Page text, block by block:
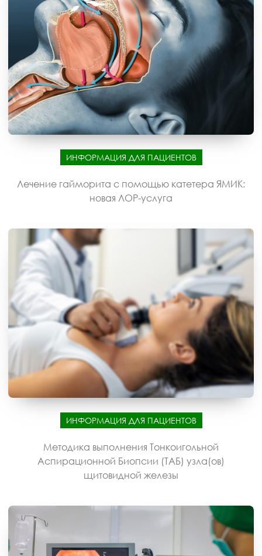
ИНФОРМАЦИЯ ДЛЯ ПАЦИЕНТОВ
Лечение гайморита с помощью катетера ЯМИК:
новая ЛОР-услуга
ИНФОРМАЦИЯ ДЛЯ ПАЦИЕНТОВ
Методика выполнения Тонкоигольной
Аспирационной Биопсии (ТАБ) узла(ов)
щитовидной железы